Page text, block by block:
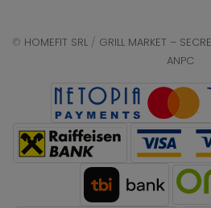
© HOMEFIT SRL / GRILL MARKET –
ANPC